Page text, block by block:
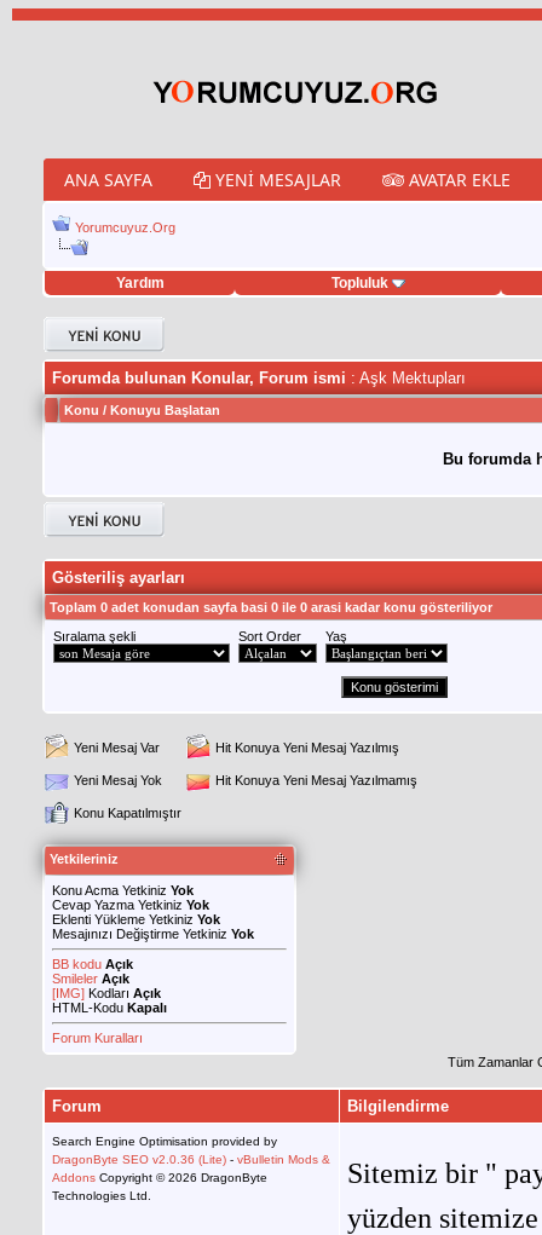
ANA SAYFA YENI MESAJLAR AVATAR EKLE
Yorumcuyuz.Org
Yardım Topluluk
hilesi
Forumda bulunan Konular, Forum ismi : Aşk Mektupları
Konu / Konuyu Başlatan
Bu forumda
Gösteriliş ayarları
Toplam 0 adet konudan sayfa basi 0 ile 0 arasi kadar konu gösteriliyor
Sıralama şekli
Sort Order Yaş
Yeni Mesaj Var Hit Konuya Yeni Mesaj Yazılmış
Yeni Mesaj Yok Hit Konuya Yeni Mesaj Yazılmamış
Konu Kapatılmıştır
Yetkileriniz
Konu Acma Yetkiniz Yok
Cevap Yazma Yetkiniz Yok
Eklenti Yükleme Yetkiniz Yok
Mesajınızı Değiştirme Yetkiniz Yok
BB kodu Açık
Smileler Açık
[IMG] Kodları Açık
HTML-Kodu Kapalı
Forum Kuralları
Tüm Zamanlar
Forum Bilgilendirme
Search Engine Optimisation provided by
DragonByte SEO v2.0.36 (Lite) - vBulletin Mods &
Addons Copyright © 2026 DragonByte
Technologies Ltd.
Sitemiz bir "
yüzden